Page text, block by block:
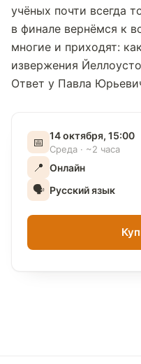
учёных почти всегда
в финале вернёмся к
многие и приходят:
извержения
Ответ у Павла
📅 14 октября, 15:00
Среда · ~2 часа
📍 Онлайн
🗣 Русский язык